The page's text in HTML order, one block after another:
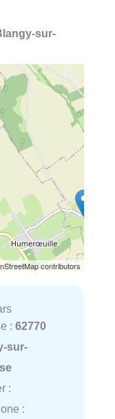
sur-
contributors
: 62770
sur-
:
: